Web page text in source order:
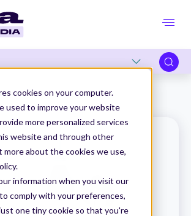
cookies on your computer.
used to improve your website
more personalized services
website and through other
more about the cookies we use,
information when you visit our
comply with your preferences,
one tiny cookie so that you're
Dico du Produit